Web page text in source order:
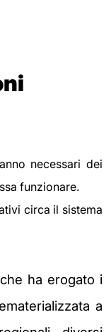
necessari dei
funzionare.
circa il sistema
che ha erogato i
a